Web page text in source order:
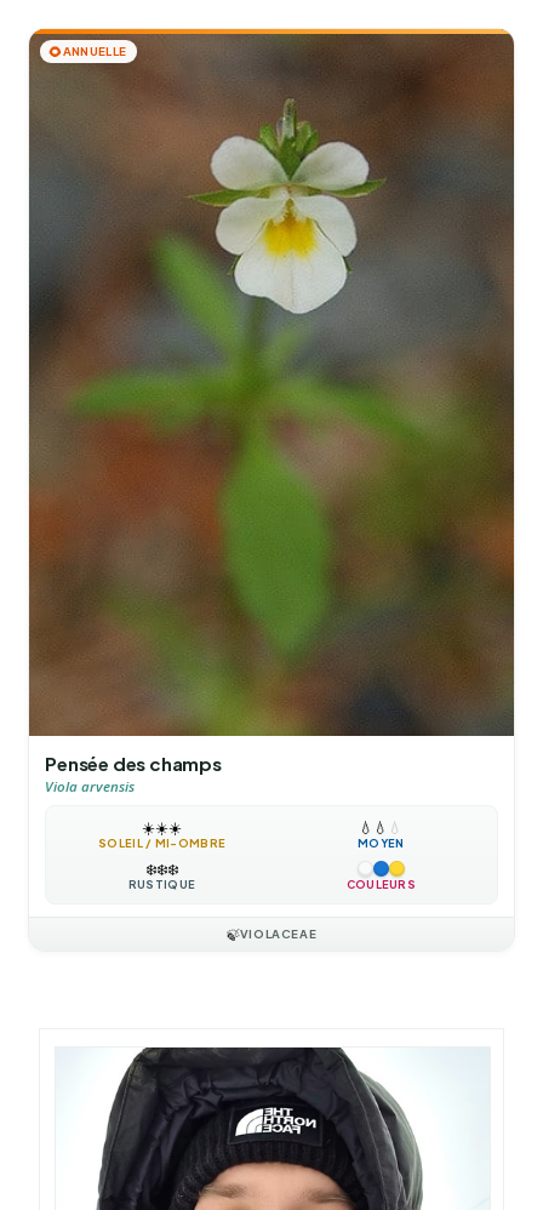
🌻ANNUELLE
Pensée des champs
Viola arvensis
☀️☀️☀️
SOLEIL / MI-OMBRE
💧 💧 💧
MOYEN
❄️❄️❄️
RUSTIQUE COULEURS
🍃VIOLACEAE